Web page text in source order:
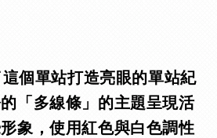
個單站打造亮眼的單站紀
「多線條」的主題呈現活
象，使用紅色與白色調性